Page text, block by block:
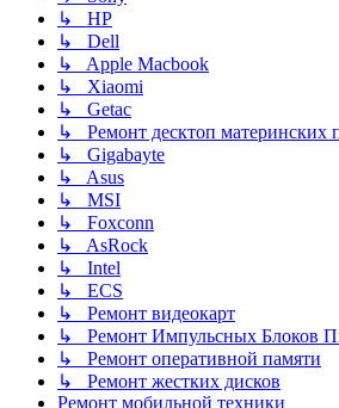
↳ HP
↳ Dell
↳ Apple Macbook
↳ Xiaomi
↳ Getac
↳ Ремонт десктоп материнских
↳ Gigabayte
↳ Asus
↳ MSI
↳ Foxconn
↳ AsRock
↳ Intel
↳ ECS
↳ Ремонт видеокарт
↳ Ремонт Импульсных Блоков
↳ Ремонт оперативной памяти
↳ Ремонт жестких дисков
Ремонт мобильной техники